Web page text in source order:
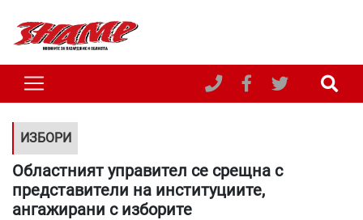
ИЗБОРИ
Областният управител се срещна с
представители на институциите,
ангажирани с изборите